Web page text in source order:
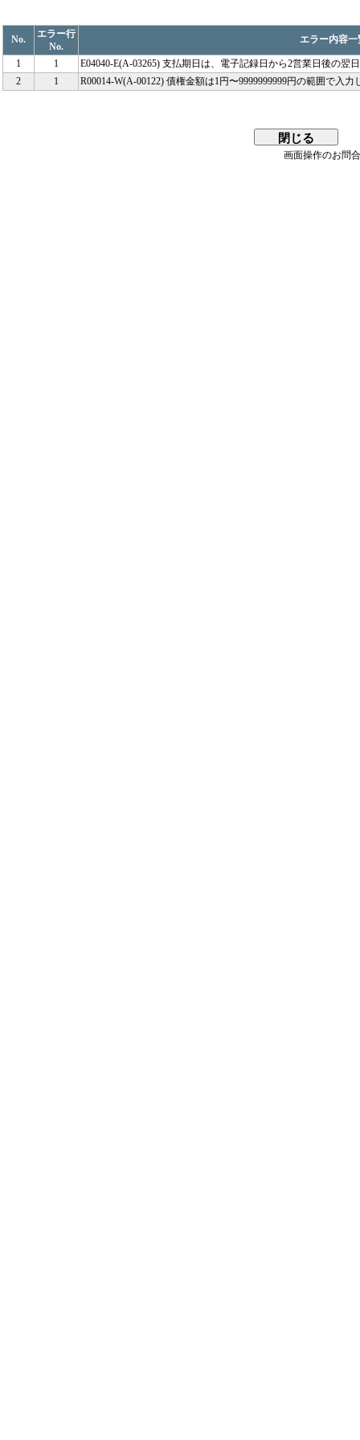
No.
エラー行
No.
エラー内容一
1 1
E04040-E(A-03265) 支払期日は、電子記録日から2営業日後の翌
2
1 R00014-W(A-00122) 債権金額は1円〜9999999999円の範囲で入力
画面操作のお問